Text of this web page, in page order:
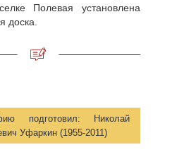
Полевая установлена
доска.
подготовил:
Николай
Уфаркин (1955-2011)